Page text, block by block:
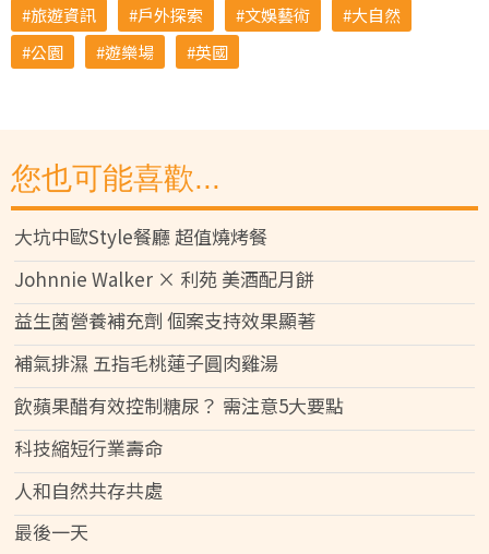
旅遊資訊 戶外探索 文娛藝術
大自然
公園
遊樂場 英國
您也可能喜歡...
大坑中歐Style餐廳 超值燒烤餐
Johnnie Walker × 利苑 美酒配月餅
益生菌營養補充劑 個案支持效果顯著
補氣排濕 五指毛桃蓮子圓肉雞湯
飲蘋果醋有效控制糖尿？ 需注意5大要點
科技縮短行業壽命
人和自然共存共處
最後一天